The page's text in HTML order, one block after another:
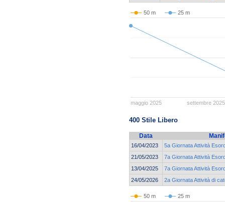
50 m 25 m
maggio 2025 settembre 2025
400 Stile Libero
Data
16/04/2023
5a Giornata Attività
21/05/2023
7a Giornata Attività
13/04/2025
7a Giornata Attività
24/05/2026
2a Giornata Attività di
50 m 25 m